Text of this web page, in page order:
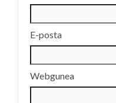
E-posta
Webgunea